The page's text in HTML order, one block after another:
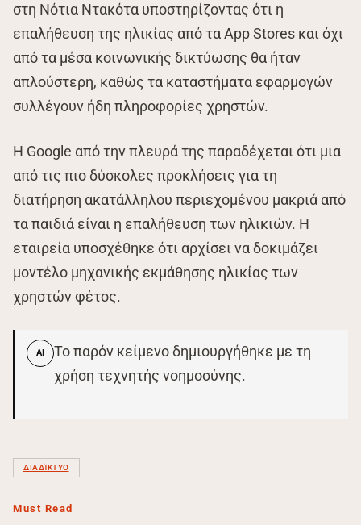
στη Νότια Ντακότα υποστηρίζοντας ότι η
επαλήθευση της ηλικίας από τα App Stores και όχι
από τα μέσα κοινωνικής δικτύωσης θα ήταν
απλούστερη, καθώς τα καταστήματα εφαρμογών
συλλέγουν ήδη πληροφορίες χρηστών.
Η Google από την πλευρά της παραδέχεται ότι μια
από τις πιο δύσκολες προκλήσεις για τη
διατήρηση ακατάλληλου περιεχομένου μακριά από
τα παιδιά είναι η επαλήθευση των ηλικιών. Η
εταιρεία υποσχέθηκε ότι αρχίσει να δοκιμάζει
μοντέλο μηχανικής εκμάθησης ηλικίας των
χρηστών φέτος.
AI
Το παρόν κείμενο δημιουργήθηκε με τη
χρήση τεχνητής νοημοσύνης.
ΔΙΑΔΊΚΤΥΟ
Must Read